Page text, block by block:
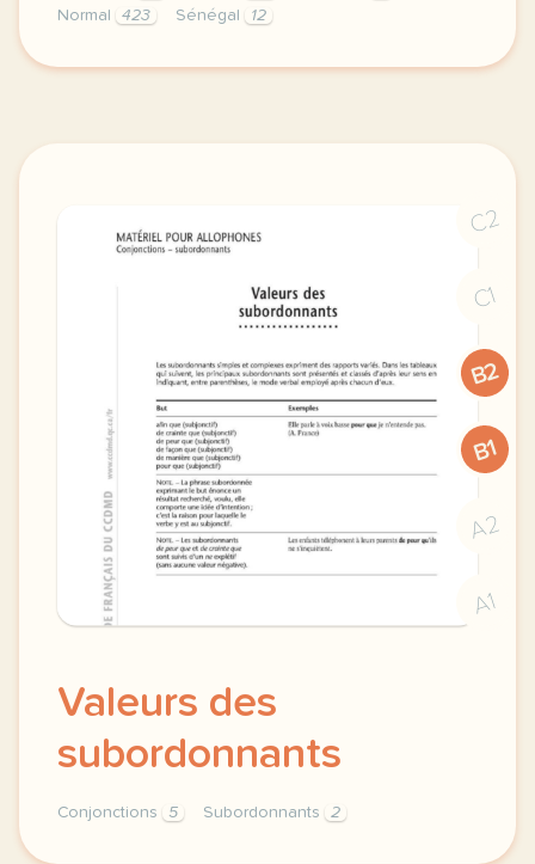
Normal
423 Sénégal 12
didomi host didomi components button cursor
C2
C1
B2
B1
A2
A1
Valeurs des
subordonnants
Conjonctions 5 Subordonnants 2
valeurs des materiel pour allophones